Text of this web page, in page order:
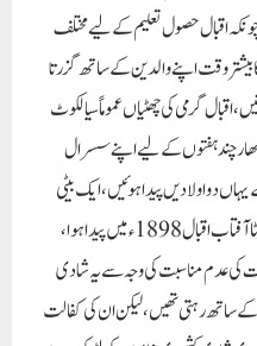
اقبال حصول تعلیم کے لیے مختلف
بیشتر وقت اپنے والدین کے ساتھ گزرتا
اقبال گرمی کی چھٹیاں عموماً سیالکوٹ
چند ہفتوں کے لیے اپنے سسرال
دو اولادیں پیدا ہوئیں ، ایک بیٹی
معراج بیگم جو کہ 1896ء میں پیدا ہوئی اور بیٹا آفتاب اقبال 1898ء میں پیدا ہوا ،
کی عدم مناسبت کی وجہ سے یہ شادی
کے ساتھ رہتی تھیں ، لیکن ان کی کفالت